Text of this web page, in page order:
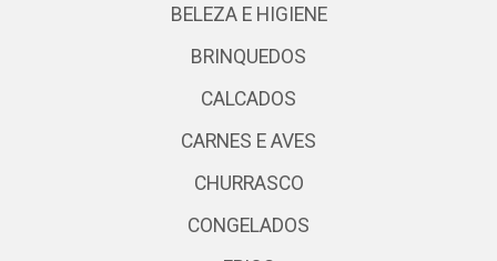
BELEZA E HIGIENE
BRINQUEDOS
CALCADOS
CARNES E AVES
CHURRASCO
CONGELADOS